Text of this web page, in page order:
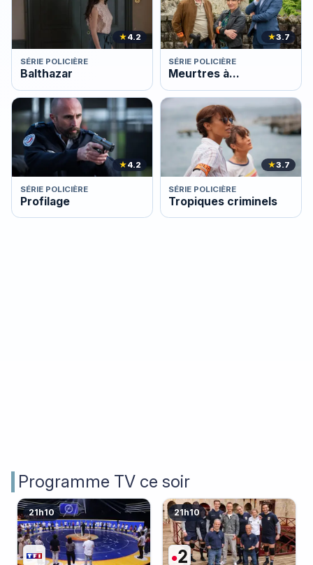
★4.2
SÉRIE POLICIÈRE
Balthazar
★3.7
SÉRIE POLICIÈRE
Meurtres à...
★4.2
SÉRIE POLICIÈRE
Profilage
★3.7
SÉRIE POLICIÈRE
Tropiques criminels
Programme TV ce soir
21h10 21h10